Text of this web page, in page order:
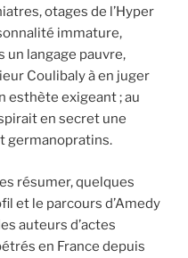
otages de l’Hyper
immature,
un langage pauvre,
Coulibaly à en juger
esthète exigeant ; au
en secret une
germanopratins.
résumer, quelques
et le parcours d’Amedy
auteurs d’actes
en France depuis